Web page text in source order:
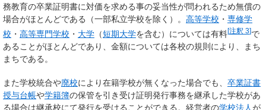
務教育の卒業証明書に対価を求める事の妥当性が問われるため無償の
場合がほとんどである（一部私立学校を除く）。 高等学校 ・ 専修学
校 ・ 高等専門学校 ・ 大学 （短期大学を含む）については有料[注釈 3]で
あることがほとんどであり、金額については各校の規則により、まち
まちである。
また学校統合や廃校により在籍学校が無くなった場合でも、 卒業証書
授与台帳や学籍簿の保管を引き受け証明発行事務を継承した学校があ
る場合は継承校にて発行を受けることができる。経営者の学校法人が